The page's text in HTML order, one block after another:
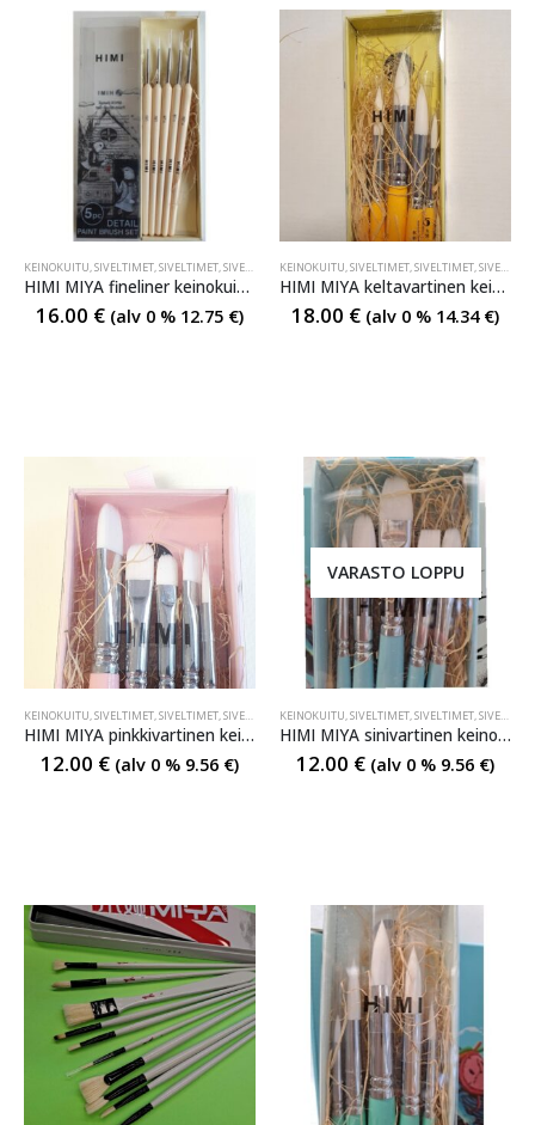
KEINOKUITU,SIVELTIMET,SIVELTIMET,SIVELTIMET
HIMI MIYA fineliner keinokuitu kärkisivellinsarja
16.00 € (alv 0 % 12.75 €)
KEINOKUITU,SIVELTIMET,SIVELTIMET,SIVELTIMET
HIMI MIYA keltavartinen keinokuitu kärkisivellinsarja
18.00 € (alv 0 % 14.34 €)
KEINOKUITU,SIVELTIMET,SIVELTIMET,SIVELTIMET
HIMI MIYA pinkkivartinen keinokuitu sivellinsarja
12.00 € (alv 0 % 9.56 €)
VARASTO LOPPU
KEINOKUITU,SIVELTIMET,SIVELTIMET,SIVELTIMET
HIMI MIYA sinivartinen keinokuitu sivellinsarja
12.00 € (alv 0 % 9.56 €)